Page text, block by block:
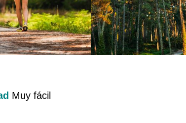
Muy fácil